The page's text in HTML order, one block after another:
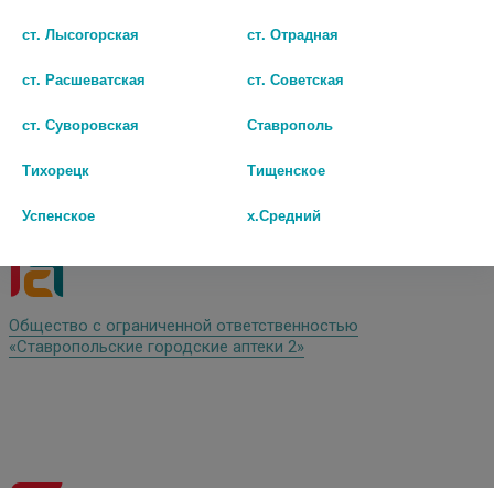
Общество с ограниченной ответственностью «Биолюкс»
Общество с ограниченной ответственностью
«Ставропольские городские аптеки 2»
ст. Лысогорская ст. Отрадная
ст. Расшеватская ст. Советская
ст. Суворовская Ставрополь
Тихорецк Тищенское
Успенское х.Средний